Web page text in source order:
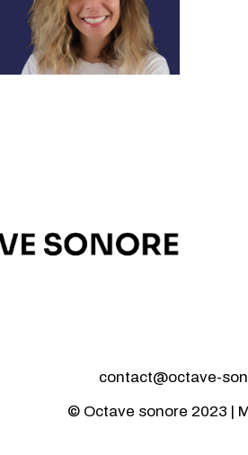
contact@octave-
© Octave sonore 2023 |